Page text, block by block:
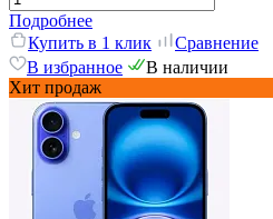
Подробнее
Купить в 1 клик
Сравнение
В избранное
В наличии
Хит продаж